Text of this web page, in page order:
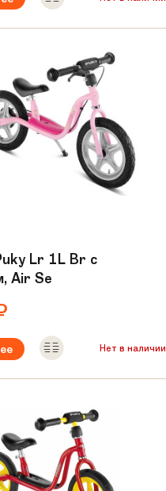
возраст:от 1 года
Lr 1L Br с
Air Se
Нет в наличии
возраст:от 2 лет